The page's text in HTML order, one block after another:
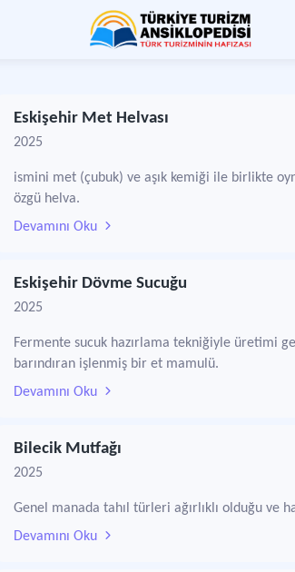
Eskişehir Met Helvası
2025
ismini met (çubuk) ve aşık kemiği ile birlikte
özgü helva.
Devamını Oku
Eskişehir Dövme Sucuğu
2025
Fermente sucuk hazırlama tekniğiyle üretimi
barındıran işlenmiş bir et mamulü.
Devamını Oku
Bilecik Mutfağı
2025
Genel manada tahıl türleri ağırlıklı olduğu ve
Devamını Oku